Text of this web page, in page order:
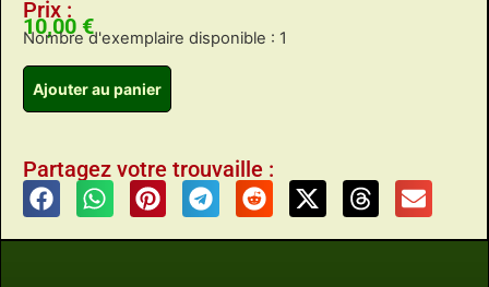
Prix :
10,00 €
Nombre d'exemplaire disponible : 1
Ajouter au panier
Partagez votre trouvaille :